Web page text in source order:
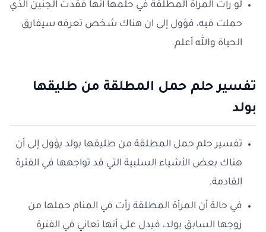
لو رأت المرأة المطلقة في حلمها أنها فقدت الجنين الذي
حملت فيه، فؤول إلى ان هناك شخص تعرفه سيفارق
الحياة والله أعلم.
تفسير حلم حمل المطلقة من طليقها
بولد
تفسير حلم حمل المطلقة من طليقها بولد يؤول إلى أن
هناك بعض الأشياء السلبية التي قد تواجهها في الفترة
القادمة.
في حالة أن المرأة المطلقة رأت في المنام حملها من
زوجها السابق بولد، فيدل على أنها تعاني في الفترة